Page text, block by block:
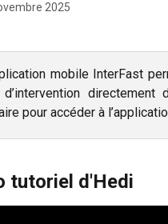
2025
mobile InterFast
d’intervention
pour accéder à
tutoriel d'Hedi